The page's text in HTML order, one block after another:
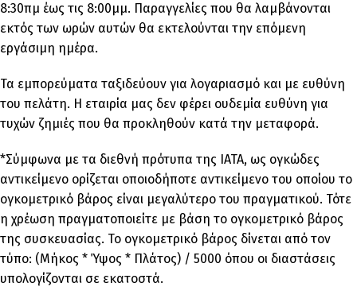
8:30πμ έως τις 8:00μμ. Παραγγελίες που θα λαμβάνονται
εκτός των ωρών αυτών θα εκτελούνται την επόμενη
εργάσιμη ημέρα.
Τα εμπορεύματα ταξιδεύουν για λογαριασμό και με ευθύνη
του πελάτη. Η εταιρία μας δεν φέρει ουδεμία ευθύνη για
τυχών ζημιές που θα προκληθούν κατά την μεταφορά.
*Σύμφωνα με τα διεθνή πρότυπα της IATA, ως ογκώδες
αντικείμενο ορίζεται οποιοδήποτε αντικείμενο του οποίου το
ογκομετρικό βάρος είναι μεγαλύτερο του πραγματικού. Τότε
η χρέωση πραγματοποιείτε με βάση το ογκομετρικό βάρος
της συσκευασίας. Το ογκομετρικό βάρος δίνεται από τον
τύπο: (Μήκος * Ύψος * Πλάτος) / 5000 όπου οι διαστάσεις
υπολογίζονται σε εκατοστά.